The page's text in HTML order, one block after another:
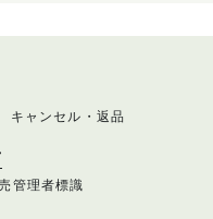
キャンセル・返品
管理者標識